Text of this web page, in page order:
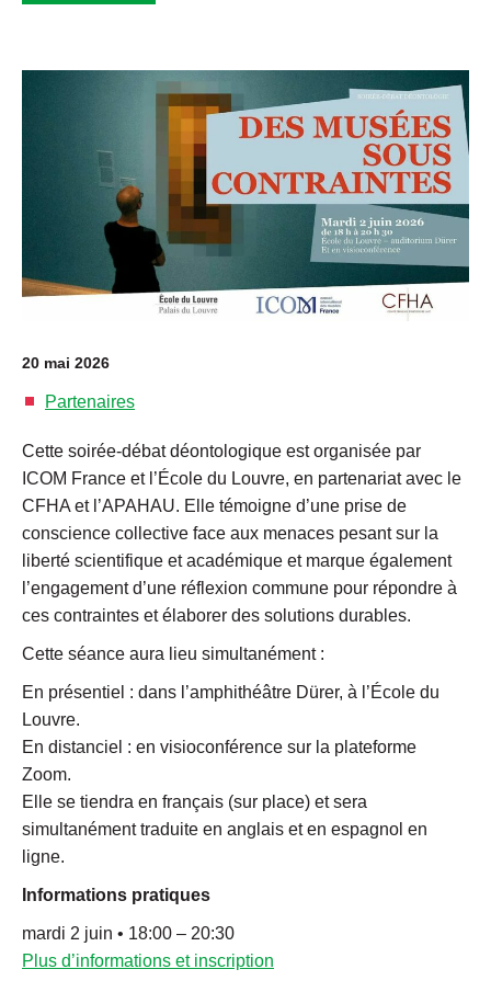
20 mai 2026
Partenaires
Cette soirée-débat déontologique est organisée par
ICOM France et l’École du Louvre, en partenariat avec le
CFHA et l’APAHAU. Elle témoigne d’une prise de
conscience collective face aux menaces pesant sur la
liberté scientifique et académique et marque également
l’engagement d’une réflexion commune pour répondre à
ces contraintes et élaborer des solutions durables.
Cette séance aura lieu simultanément :
En présentiel : dans l’amphithéâtre Dürer, à l’École du
Louvre.
En distanciel : en visioconférence sur la plateforme
Zoom.
Elle se tiendra en français (sur place) et sera
simultanément traduite en anglais et en espagnol en
ligne.
Informations pratiques
mardi 2 juin • 18:00 – 20:30
Plus d’informations et inscription